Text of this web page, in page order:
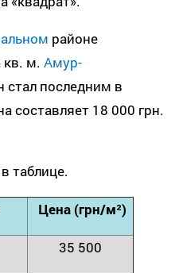
районе
кв. м. Амур-
стал последним в
составляет 18 000 грн.
таблице.
Цена (грн/м²)
35 500